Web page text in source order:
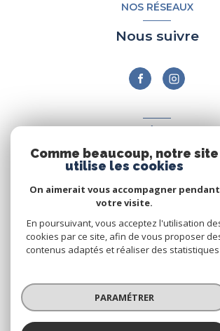
NOS RÉSEAUX
Nous suivre
Nous adhérons
© 2026 | Tous droits réservés
Comme beaucoup, notre site
utilise les cookies
On aimerait vous accompagner pendant
votre visite.
En poursuivant, vous acceptez l'utilisation
cookies par ce site, afin de vous proposer
contenus adaptés et réaliser des statistiques
PARAMÉTRER